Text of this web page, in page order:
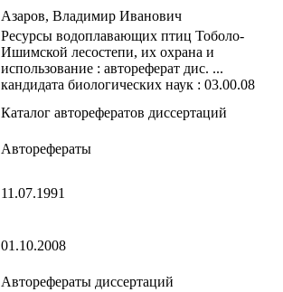
Азаров, Владимир Иванович
Ресурсы водоплавающих птиц Тоболо-
Ишимской лесостепи, их охрана и
использование : автореферат дис. ...
кандидата биологических наук : 03.00.08
Каталог авторефератов диссертаций
Авторефераты
11.07.1991
01.10.2008
Авторефераты диссертаций